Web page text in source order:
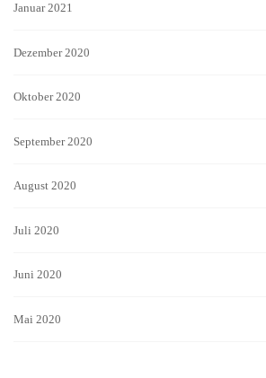
Januar 2021
Dezember 2020
Oktober 2020
September 2020
August 2020
Juli 2020
Juni 2020
Mai 2020